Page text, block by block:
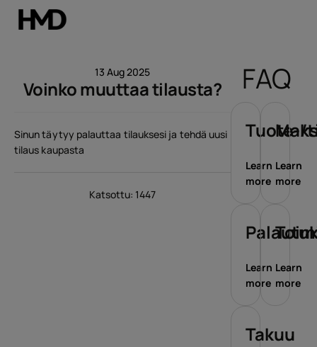
Smartphones
Perinteiset puhelimet
Lisävarusteet
Tarjoukset
13 Aug 2025
Voinko muuttaa tilausta?
Sinun täytyy palauttaa tilauksesi ja tehdä uusi
tilaus kaupasta
Katsottu: 1447
FAQ
Tuote-/
Learn
more
Learn
more
Learn
more
Learn
more
Takuu